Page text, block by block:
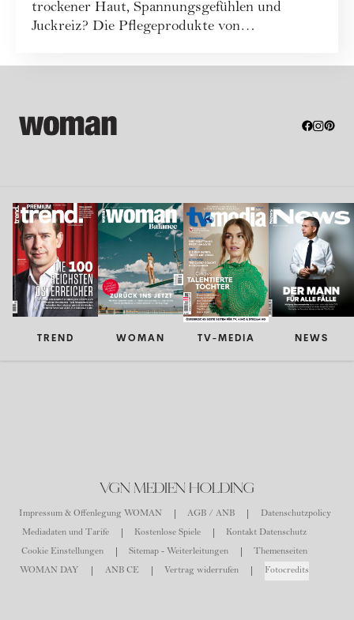
trockener Haut, Spannungsgefühlen und
Juckreiz? Die Pflegeprodukte von
TREND WOMAN TV-MEDIA NEWS
VGN MEDIEN HOLDING
Impressum & Offenlegung WOMAN AGB / ANB
Datenschutzpolicy
Mediadaten und Tarife
Kostenlose Spiele
Kontakt Datenschutz
Cookie Einstellungen
Sitemap - Weiterleitungen
Themenseiten
WOMAN DAY
ANB CE Vertrag widerrufen Fotocredits